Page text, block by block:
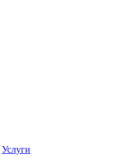
Услуги